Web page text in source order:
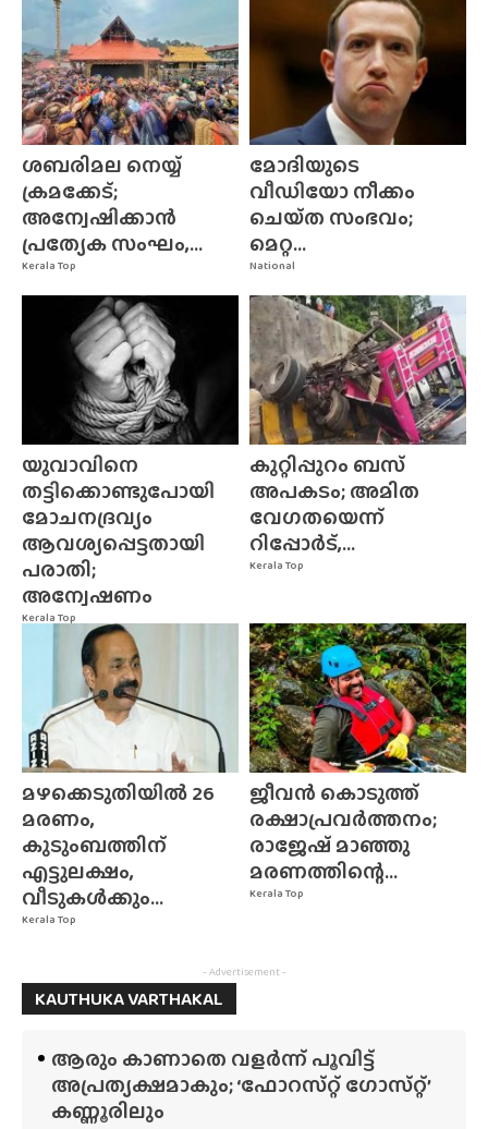
Kerala Top
ശബരിമല നെയ്യ്
ക്രമക്കേട്;
അന്വേഷിക്കാൻ
പ്രത്യേക സംഘം,...
National
മോദിയുടെ
വീഡിയോ നീക്കം
ചെയ്‌ത സംഭവം;
മെറ്റ...
Kerala Top
യുവാവിനെ
തട്ടിക്കൊണ്ടുപോയി
മോചനദ്രവ്യം
ആവശ്യപ്പെട്ടതായി
പരാതി;
അന്വേഷണം
Kerala Top
കുറ്റിപ്പുറം ബസ്
അപകടം; അമിത
വേഗതയെന്ന്
റിപ്പോർട്,...
Kerala Top
മഴക്കെടുതിയിൽ 26
മരണം,
കുടുംബത്തിന്
എട്ടുലക്ഷം,
വീടുകൾക്കും...
Kerala Top
ജീവൻ കൊടുത്ത്
രക്ഷാപ്രവർത്തനം;
രാജേഷ് മാഞ്ഞു
മരണത്തിന്റെ...
- Advertisement -
KAUTHUKA VARTHAKAL
ആരും കാണാതെ വളർന്ന് പൂവിട്ട്
അപ്രത്യക്ഷമാകും; ‘ഫോറസ്‌റ്റ്‌ ഗോസ്‌റ്റ്’
കണ്ണൂരിലും